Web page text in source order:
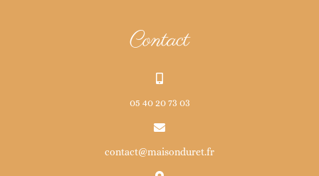
Contact
05 40 20 73 03
contact@maisonduret.fr